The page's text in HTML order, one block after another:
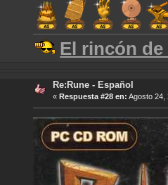
El rincón de
Re:Rune - Español
« Respuesta #28 en: Agosto 24,